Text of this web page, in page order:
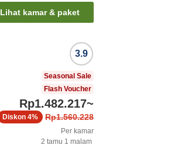
Lihat kamar & paket
3.9
Seasonal Sale
Flash Voucher
Rp1.482.217~
Rp1.560.228
Diskon 4%
Per kamar
2 tamu 1 malam